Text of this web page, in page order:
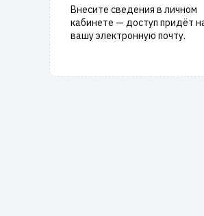
Внесите сведения в личном
кабинете — доступ придёт
вашу электронную почту.